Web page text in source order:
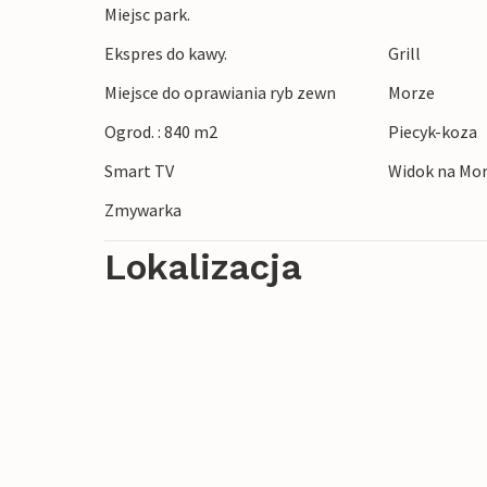
Ciesz się doskonałymi możliwościami
łódź na wyprawy wędkarskie. Odkryj
wędrówek. W pobliżu znajduje się sklep
Centrum Bergen, z licznymi atrakcjami i
jest o około godzinę drogi.
wyjątkowe wrażenia przyrodnicze.
Miejsc park.
Ekspres do kawy. Grill
Miejsce do oprawiania ryb zewn
Morze
Ogrod. : 840 m2
Piecyk-koza
Smart TV
Widok na
Zmywarka
Lokalizacja